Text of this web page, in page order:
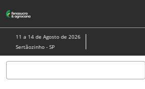
para
o
conteúdo
11 a 14 de Agosto de 2026
Sertãozinho - SP